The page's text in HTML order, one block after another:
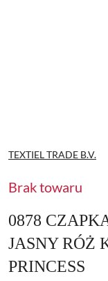
NAZWA
PRODUCENTA:
TEXTIEL TRADE B.V.
Brak towaru
0878
JASNY RÓŻ
PRINCESS